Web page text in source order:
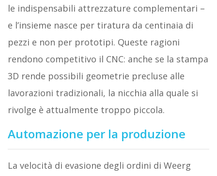
le indispensabili attrezzature complementari –
e l’insieme nasce per tiratura da centinaia di
pezzi e non per prototipi. Queste ragioni
rendono competitivo il CNC: anche se la stampa
3D rende possibili geometrie precluse alle
lavorazioni tradizionali, la nicchia alla quale si
rivolge è attualmente troppo piccola.
Automazione per la produzione
La velocità di evasione degli ordini di Weerg